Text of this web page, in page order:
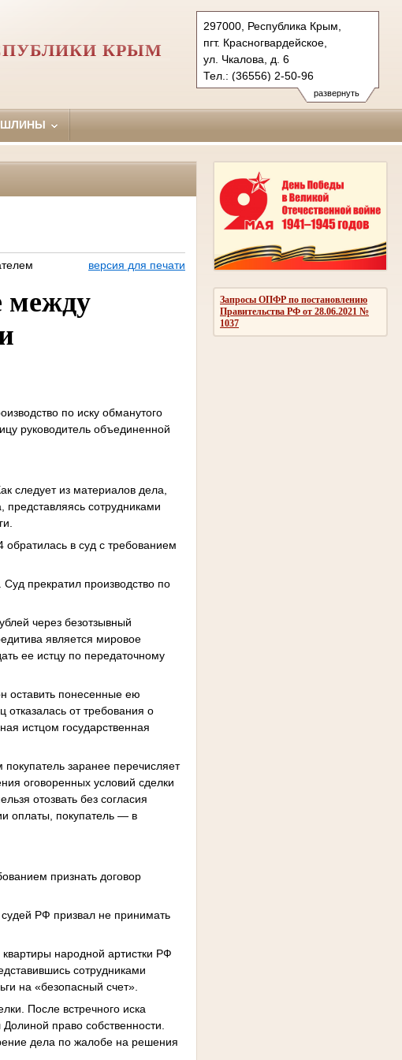
развернуть
297000, Республика Крым,
пгт. Красногвардейское,
ул. Чкалова, д. 6
Тел.: (36556) 2-50-96
krasnogvardeiskiy.krm@sudrf.ru
КРЫМ
Запросы ОПФР по постановлению
Правительства РФ от 28.06.2021 №
1037
версия для печати
между
по иску обманутого
руководитель объединенной
следует из материалов дела,
сотрудниками
обратилась в суд с требованием
прекратил производство по
через безотзывный
является мировое
ее истцу по передаточному
оставить понесенные ею
от требования о
истцом государственная
заранее перечисляет
оговоренных условий сделки
отозвать без согласия
оплаты, покупатель — в
признать договор
РФ призвал не принимать
народной артистки РФ
сотрудниками
на «безопасный счет».
После встречного иска
право собственности.
дела по жалобе на решения